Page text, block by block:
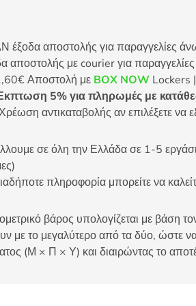
αποστολής για παραγγελίες
αποστολής με courier για
Αποστολή με BOX NOW Lockers
5% για πληρωμές με
αντικαταβολής αν επιλέξετε να
σε όλη την Ελλάδα σε 1-5
πληροφορία μπορείτε να
βάρος υπολογίζεται με βάση
με το μεγαλύτερο από τα δύο, ώστε να
(Μ × Π × Υ) και διαιρώντας το